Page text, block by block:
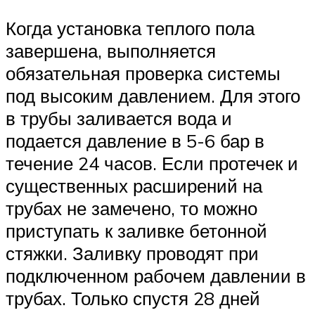
Когда установка теплого пола
завершена, выполняется
обязательная проверка системы
под высоким давлением. Для этого
в трубы заливается вода и
подается давление в 5-6 бар в
течение 24 часов. Если протечек и
существенных расширений на
трубах не замечено, то можно
приступать к заливке бетонной
стяжки. Заливку проводят при
подключенном рабочем давлении в
трубах. Только спустя 28 дней